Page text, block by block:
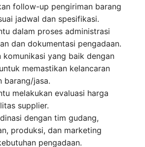
follow-up pengiriman barang
jadwal dan spesifikasi.
dalam proses administrasi
dan dokumentasi pengadaan.
komunikasi yang baik dengan
memastikan kelancaran
barang/jasa.
melakukan evaluasi harga
supplier.
dengan tim gudang,
produksi, dan marketing
pengadaan.